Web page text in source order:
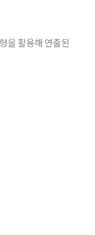
을 활용해 연출된